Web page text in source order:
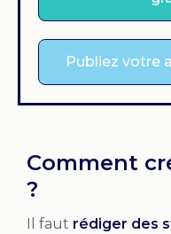
Publiez votre
Comment
?
Il faut rédiger des